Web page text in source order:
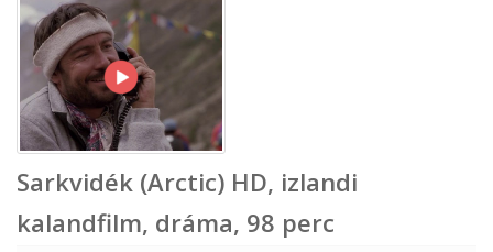
Sarkvidék (Arctic) HD, izlandi
kalandfilm, dráma, 98 perc